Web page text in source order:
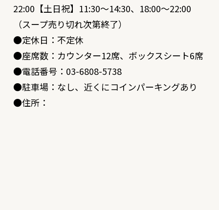
22:00【土日祝】11:30〜14:30、18:00〜22:00
（スープ売り切れ次第終了）
●定休日：不定休
●座席数：カウンター12席、ボックスシート6席
●電話番号：03-6808-5738
●駐車場：なし、近くにコインパーキングあり
●住所：